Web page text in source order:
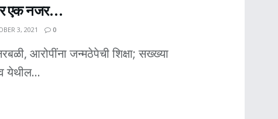
एक नजर…
3, 2021 0
आरोपींना जन्मठेपेची शिक्षा; सख्ख्या
येथील...